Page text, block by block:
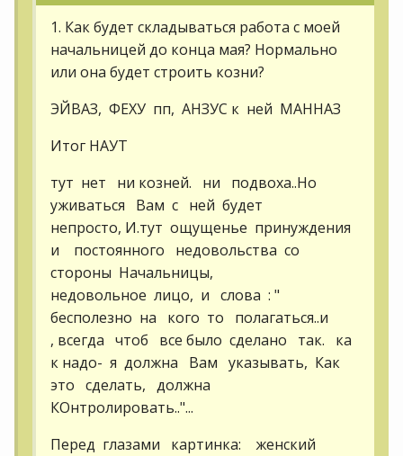
1. Как будет складываться работа с моей
начальницей до конца мая? Нормально
или она будет строить козни?
ЭЙВАЗ, ФЕХУ пп, АНЗУС к ней МАННАЗ
Итог НАУТ
тут нет ни козней. ни подвоха..Но
уживаться Вам с ней будет
непросто, И.тут ощущенье принуждения
и постоянного недовольства со
стороны Начальницы,
недовольное лицо, и слова : "
бесполезно на кого то полагаться..и
, всегда чтоб все было сделано так. ка
к надо- я должна Вам указывать, Как
это сделать, должна
КОнтролировать.."...
Перед глазами картинка: женский